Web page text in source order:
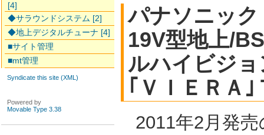
パナソニック
19V型地上/
ルハイビジ
｢ＶＩＥＲＡ
2011年2月発
[4]
◆サラウンドシステム [2]
◆地上デジタルチューナ [4]
■サイト管理
■mt管理
Syndicate this site (XML)
Powered by
Movable Type 3.38